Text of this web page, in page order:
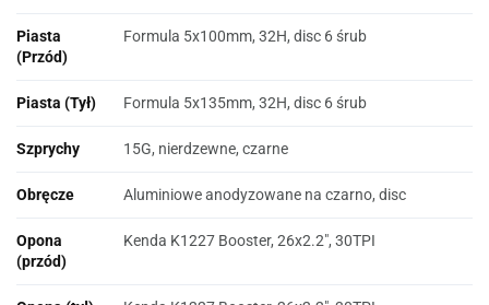
Piasta
(Przód)
Formula 5x100mm, 32H, disc 6 śrub
Piasta (Tył) Formula 5x135mm, 32H, disc 6 śrub
Szprychy 15G, nierdzewne, czarne
Obręcze Aluminiowe anodyzowane na czarno, disc
Opona
(przód)
Kenda K1227 Booster, 26x2.2", 30TPI